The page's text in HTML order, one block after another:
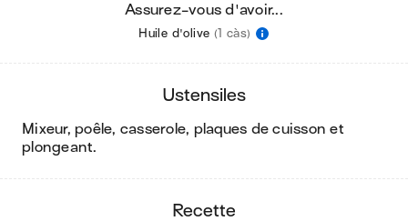
Assurez-vous d'avoir...
Huile d'olive (1 càs)
ustensiles
mixeur, poêle, casserole, plaques de cuisson et
plongeant.
recette